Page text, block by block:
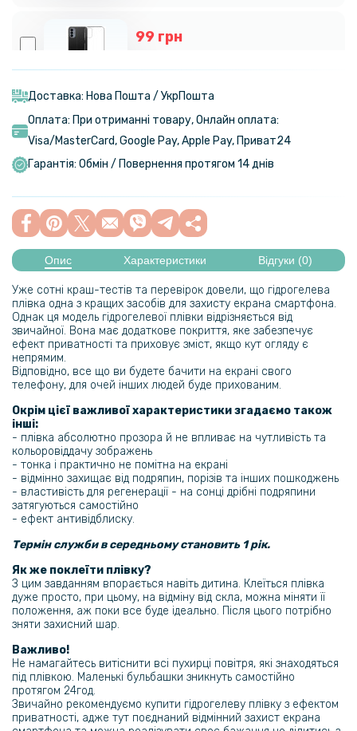
99 грн
199 грн
349 грн
Чохол книжка Velvet Leather Case для Tecno Pop 7 / 7 Pro
152 грн
179 грн
Матовий чохол Silicone Matted накладка для Tecno Pop 7 / Pop 7 Pro
254 грн
299 грн
Чохол накладка Ricco Camera Sliding для Tecno Camon 20 / Camon
20 Pro
127 грн
Захисне скло Tempered Glass 0.3mm для Tecno Camon 20 / Camon
20 Pro, Transparent
254 грн
Чохол накладка TPU Color Matte Ring для Tecno Camon 20 / Camon
169 грн
Матовий чохол TPU для Tecno Camon 20 / Camon 20 Pro, Black
229 грн
Доставка: Нова Пошта / УкрПошта
Оплата: При отриманні товару, Онлайн оплата:
Visa/MasterСard, Google Pay, Apple Pay, Приват24
Гарантія: Обмін / Повернення протягом 14 днів
Опис Характеристики Відгуки (0)
Уже сотні краш-тестів та перевірок довели, що гідрогелева
плівка одна з кращих засобів для захисту екрана смартфона.
Однак ця модель гідрогелевої плівки відрізняється від
звичайної. Вона має додаткове покриття, яке забезпечує
ефект приватності та приховує зміст, якщо кут огляду є
непрямим.
Відповідно, все що ви будете бачити на екрані свого
телефону, для очей інших людей буде прихованим.
Окрім цієї важливої характеристики згадаємо також
інші:
- плівка абсолютно прозора й не впливає на чутливість та
кольоровіддачу зображень
- тонка і практично не помітна на екрані
- відмінно захищає від подряпин, порізів та інших пошкоджень
- властивість для регенерації - на сонці дрібні подряпини
затягуються самостійно
- ефект антивідблиску.
Термін служби в середньому становить 1 рік.
Як же поклеїти плівку?
З цим завданням впорається навіть дитина. Клеїться плівка
дуже просто, при цьому, на відміну від скла, можна міняти її
положення, аж поки все буде ідеально. Після цього потрібно
зняти захисний шар.
Важливо!
Не намагайтесь витіснити всі пухирці повітря, які знаходяться
під плівкою. Маленькі бульбашки зникнуть самостійно
протягом 24год.
Звичайно рекомендуємо купити гідрогелеву плівку з ефектом
приватності, адже тут поєднаний відмінний захист екрана